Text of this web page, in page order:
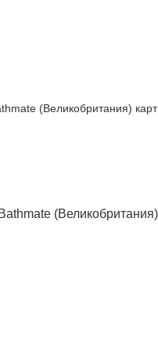
Bathmate (Великобритания)